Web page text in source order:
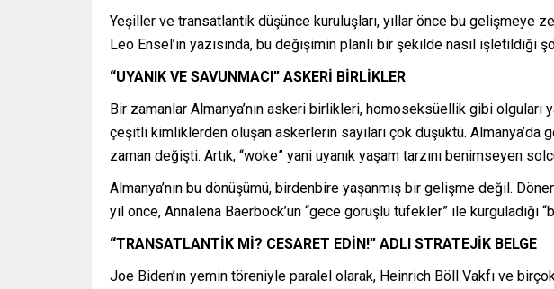
Yeşiller ve transatlantik düşünce kuruluşları, yıllar önce bu gelişmeye
Leo Ensel’in yazısında, bu değişimin planlı bir şekilde nasıl işletildiği
“UYANIK VE SAVUNMACI” ASKERİ BİRLİKLER
Bir zamanlar Almanya’nın askeri birlikleri, homoseksüellik gibi
çeşitli kimliklerden oluşan askerlerin sayıları çok düşüktü. Almanya’da
zaman değişti. Artık, “woke” yani uyanık yaşam tarzını benimseyen
Almanya’nın bu dönüşümü, birdenbire yaşanmış bir gelişme değil.
yıl önce, Annalena Baerbock’un “gece görüşlü tüfekler” ile kurguladığı
“TRANSATLANTİK Mİ? CESARET EDİN!” ADLI STRATEJİK BELGE
Joe Biden’ın yemin töreniyle paralel olarak, Heinrich Böll Vakfı ve